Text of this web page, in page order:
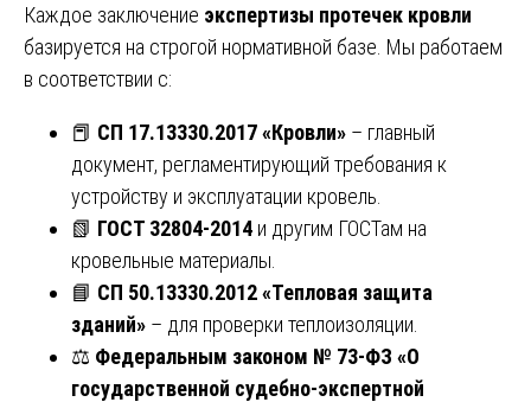
Каждое заключение экспертизы протечек кровли
базируется на строгой нормативной базе. Мы работаем
в соответствии с:
📕 СП 17.13330.2017 «Кровли» – главный
документ, регламентирующий требования к
устройству и эксплуатации кровель.
📗 ГОСТ 32804-2014 и другим ГОСТам на
кровельные материалы.
📘 СП 50.13330.2012 «Тепловая защита
зданий» – для проверки теплоизоляции.
⚖️ Федеральным законом № 73-ФЗ «О
государственной судебно-экспертной